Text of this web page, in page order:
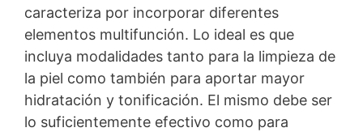
caracteriza por incorporar diferentes
elementos multifunción. Lo ideal es que
incluya modalidades tanto para la limpieza de
la piel como también para aportar mayor
hidratación y tonificación. El mismo debe ser
lo suficientemente efectivo como para